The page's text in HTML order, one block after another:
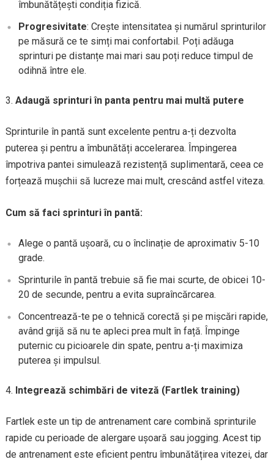
îmbunătățești condiția fizică.
Progresivitate: Crește intensitatea și numărul sprinturilor
pe măsură ce te simți mai confortabil. Poți adăuga
sprinturi pe distanțe mai mari sau poți reduce timpul de
odihnă între ele.
Adaugă sprinturi în panta pentru mai multă putere
Sprinturile în pantă sunt excelente pentru a-ți dezvolta
puterea și pentru a îmbunătăți accelerarea. Împingerea
împotriva pantei simulează rezistență suplimentară, ceea ce
forțează mușchii să lucreze mai mult, crescând astfel viteza.
Cum să faci sprinturi în pantă:
Alege o pantă ușoară, cu o înclinație de aproximativ 5-10
grade.
Sprinturile în pantă trebuie să fie mai scurte, de obicei 10-
20 de secunde, pentru a evita supraîncărcarea.
Concentrează-te pe o tehnică corectă și pe mișcări rapide,
având grijă să nu te apleci prea mult în față. Împinge
puternic cu picioarele din spate, pentru a-ți maximiza
puterea și impulsul.
Integrează schimbări de viteză (Fartlek training)
Fartlek este un tip de antrenament care combină sprinturile
rapide cu perioade de alergare ușoară sau jogging. Acest tip
de antrenament este eficient pentru îmbunătățirea vitezei, dar